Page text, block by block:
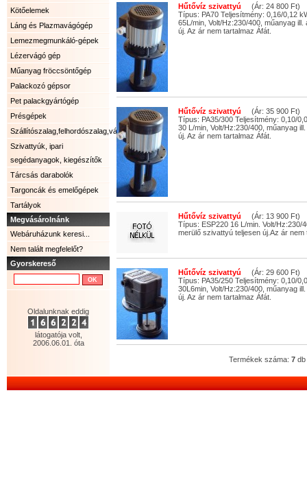
Kötőelemek
Láng és Plazmavágógép
Lemezmegmunkáló-gépek
Lézervágó gép
Műanyag fröccsöntőgép
Palackozó gépsor
Pet palackgyártógép
Présgépek
Szállítószalag,felhordószalag,válogatószalag.
Szivattyúk, ipari
segédanyagok, kiegészítők
Tárcsás darabolók
Targoncák és emelőgépek
Tartályok
Megvásárolnánk
Webáruházunk keresi...
Nem talált megfelelőt?
Gyorskereső
Oldalunknak eddig
látogatója volt,
2006.06.01. óta
Hűtővíz szivattyú (Ár: 24 800 Ft)
Típus: PA70 Teljesítmény: 0,16/0,12
65L/min, Volt/Hz:230/400, műanyag
új. Az ár nem tartalmaz Áfát.
Hűtővíz szivattyú (Ár: 35 900 Ft)
Típus: PA35/300 Teljesítmény: 0,10/
30 L/min, Volt/Hz:230/400, műanyag
új. Az ár nem tartalmaz Áfát.
Hűtővíz szivattyú (Ár: 13 900 Ft)
Típus: ESP220 16 L/min. Volt/Hz:230/
merülő szivattyú teljesen új.Az ár nem
Hűtővíz szivattyú
(Ár: 29 600 Ft)
Típus: PA35/250 Teljesítmény: 0,10/
30L6min, Volt/Hz:230/400, műanyag
új. Az ár nem tartalmaz Áfát.
Termékek száma: 7 db